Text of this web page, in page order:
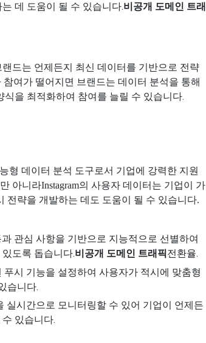
데 도움이 될 수 있습니다.비공개 도메인 트래
드는 언제든지 최신 데이터를 기반으로 전략
여가 떨어지면 브랜드는 데이터 분석을 통해
을 최적화하여 참여를 늘릴 수 있습니다.
형 데이터 분석 도구로서 기업에 강력한 지원
아니라Instagram의 사용자 데이터는 기업이 가
전략을 개발하는 데도 도움이 될 수 있습니다.
관심 사항을 기반으로 지능적으로 선별하여
도록 돕습니다.비공개 도메인 트래픽전환율.
시 기능을 설정하여 사용자가 적시에 맞춤형
습니다.
실시간으로 모니터링할 수 있어 기업이 언제든
있습니다.